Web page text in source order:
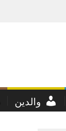
والدین